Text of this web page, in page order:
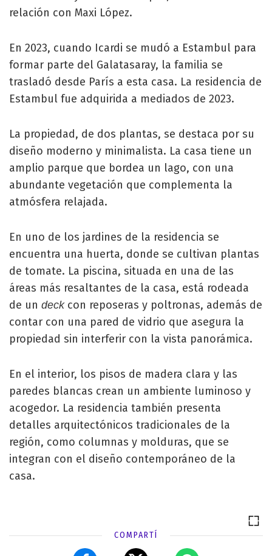
relación con Maxi López.
En 2023, cuando Icardi se mudó a Estambul para
formar parte del Galatasaray, la familia se
trasladó desde París a esta casa. La residencia de
Estambul fue adquirida a mediados de 2023.
La propiedad, de dos plantas, se destaca por su
diseño moderno y minimalista. La casa tiene un
amplio parque que bordea un lago, con una
abundante vegetación que complementa la
atmósfera relajada.
En uno de los jardines de la residencia se
encuentra una huerta, donde se cultivan plantas
de tomate. La piscina, situada en una de las
áreas más resaltantes de la casa, está rodeada
de un deckcon reposeras y poltronas, además de
contar con una pared de vidrio que asegura la
propiedad sin interferir con la vista panorámica.
En el interior, los pisos de madera clara y las
paredes blancas crean un ambiente luminoso y
acogedor. La residencia también presenta
detalles arquitectónicos tradicionales de la
región, como columnas y molduras, que se
integran con el diseño contemporáneo de la
casa.
COMPARTÍ